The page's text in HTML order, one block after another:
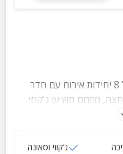
מתחם נופש נעים ומעוצב בעל 8 יחידות אירוח עם חדר
מתחם חוץ ען ג'קוזי
ג‘קוזי וסאונה